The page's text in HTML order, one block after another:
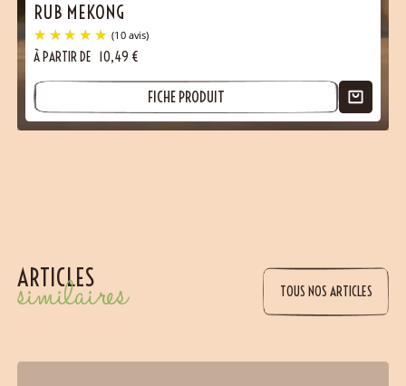
RUB MEKONG
À PARTIR DE 10,49 €
FICHE PRODUIT
ARTICLES
similaires TOUS NOS ARTICLES